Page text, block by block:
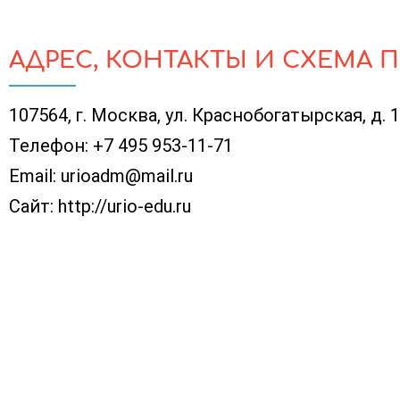
АДРЕС, КОНТАКТЫ И СХЕМА
107564, г. Москва, ул. Краснобогатырская, д.
Телефон: +7 495 953-11-71
Email: urioadm@mail.ru
Сайт: http://urio-edu.ru